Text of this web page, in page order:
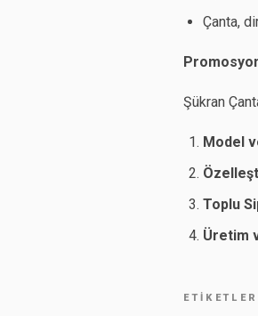
Çanta,
Şükran
Model
Toplu
Üretim
ETIKETLER